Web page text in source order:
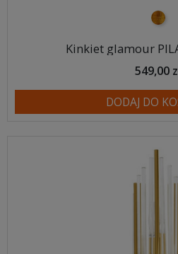
złoty
Kinkiet glamour
549,00
DODAJ DO